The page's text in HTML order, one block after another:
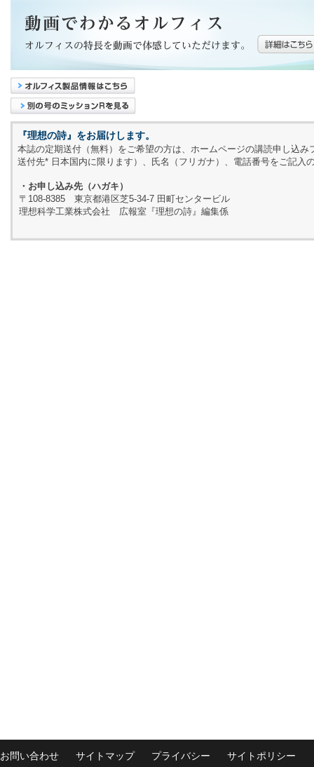
『理想の詩』をお届けします。
本誌の定期送付（無料）をご希望の方は、ホームページの講読申し込
送付先* 日本国内に限ります）、氏名（フリガナ）、電話番号をご記入
・お申し込み先（ハガキ）
〒108-8385 東京都港区芝5-34-7 田町センタービル
理想科学工業株式会社 広報室『理想の詩』編集係
お問い合わせ サイトマップ プライバシー
サイトポリシー